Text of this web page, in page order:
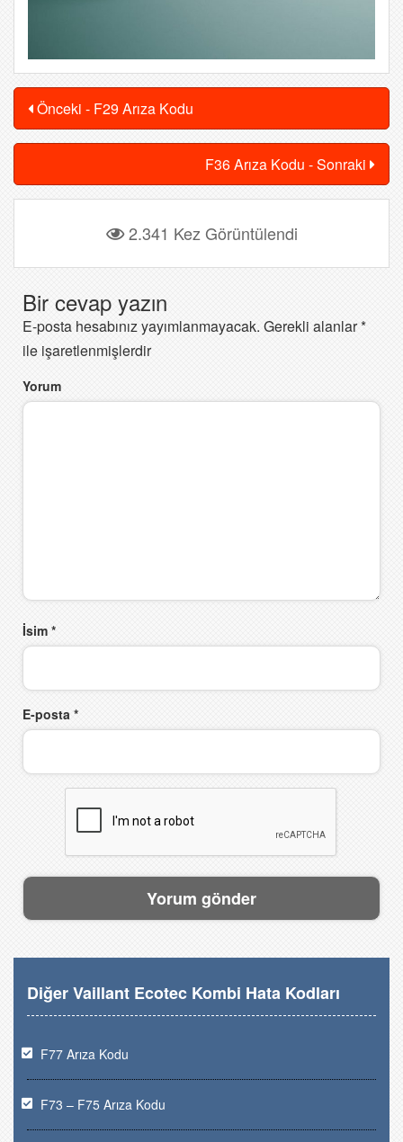
Önceki - F29 Arıza Kodu
F36 Arıza Kodu - Sonraki
2.341 Kez Görüntülendi
Bir cevap yazın
E-posta hesabınız yayımlanmayacak. Gerekli alanlar*
ile işaretlenmişlerdir
Yorum
İsim *
E-posta *
Diğer Vaillant Ecotec Kombi Hata Kodları
F77 Arıza Kodu
F73 – F75 Arıza Kodu